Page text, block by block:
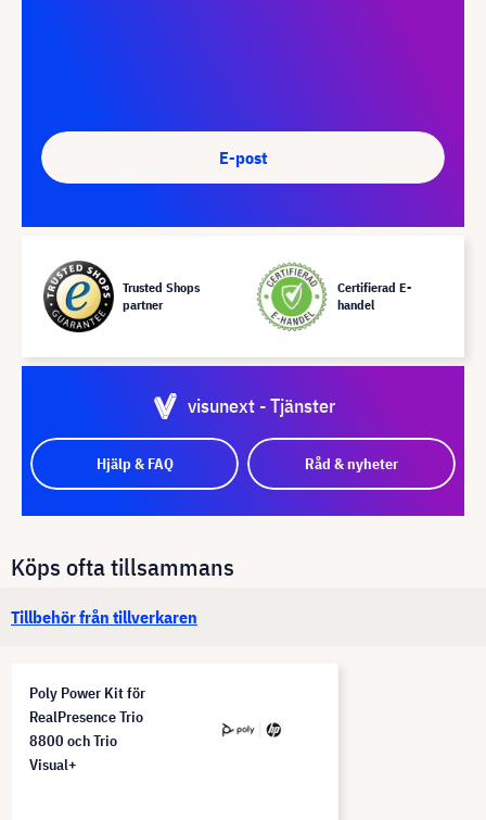
E-post
Trusted Shops
partner
Certifierad E-
handel
visunext - Tjänster
Hjälp & FAQ Råd & nyheter
Köps ofta tillsammans
Tillbehör från tillverkaren
Poly Power Kit för
RealPresence Trio
8800 och Trio
Visual+